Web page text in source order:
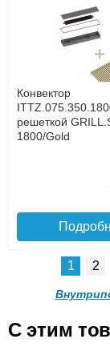
Конвектор
с решеткой
champagne
Конвектор
решеткой
Конвектор
решеткой
1800/Gold
1 2
C этим